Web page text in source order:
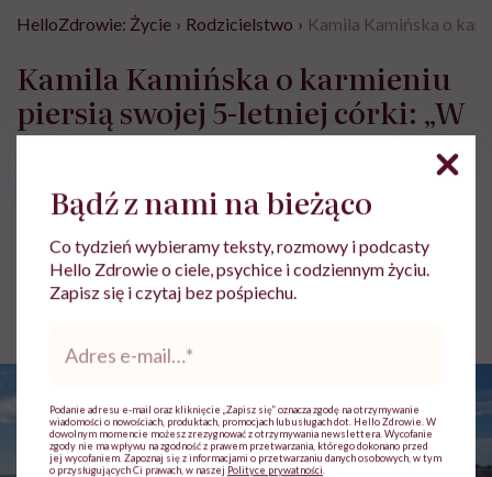
HelloZdrowie: Życie › Rodzicielstwo › Kamila Kamińska o
Kamila Kamińska o karmieniu
piersią swojej 5-letniej córki: „W
jakich czasach my żyjemy, że
naturalne sprawy musimy
normalizować?”
Ewelina Kaczmarczyk
Opublikowano:22.07.2026 09:18
Bądź z nami na bieżąco
Co tydzień wybieramy teksty, rozmowy i podcasty
Hello Zdrowie o ciele, psychice i codziennym życiu.
Zapisz się i czytaj bez pośpiechu.
mail*
Podanie adresu e-mail oraz kliknięcie „Zapisz się” oznacza zgodę na otrzymywanie
wiadomości o nowościach, produktach, promocjach lub usługach dot. Hello Zdrowie. W
dowolnym momencie możesz zrezygnować z otrzymywania newslettera. Wycofanie
zgody nie ma wpływu na zgodność z prawem przetwarzania, którego dokonano przed
jej wycofaniem. Zapoznaj się z informacjami o przetwarzaniu danych osobowych, w tym
o przysługujących Ci prawach, w naszej Polityce prywatności